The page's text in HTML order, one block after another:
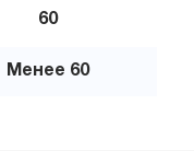
60
Менее 60